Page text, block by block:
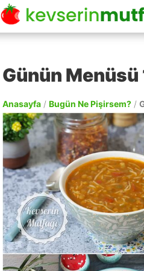
Günün Menüsü
Anasayfa / Bugün Ne Pişirsem? /